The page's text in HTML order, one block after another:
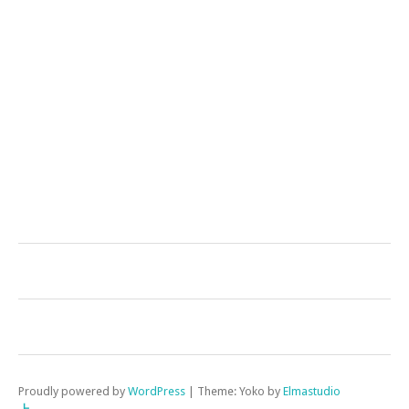
Proudly powered by WordPress | Theme: Yoko by Elmastudio